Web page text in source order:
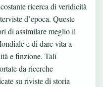
ricerca di veridicità
d’epoca. Queste
di assimilare meglio il
e di dare vita a
e finzione. Tali
da ricerche
su riviste di storia